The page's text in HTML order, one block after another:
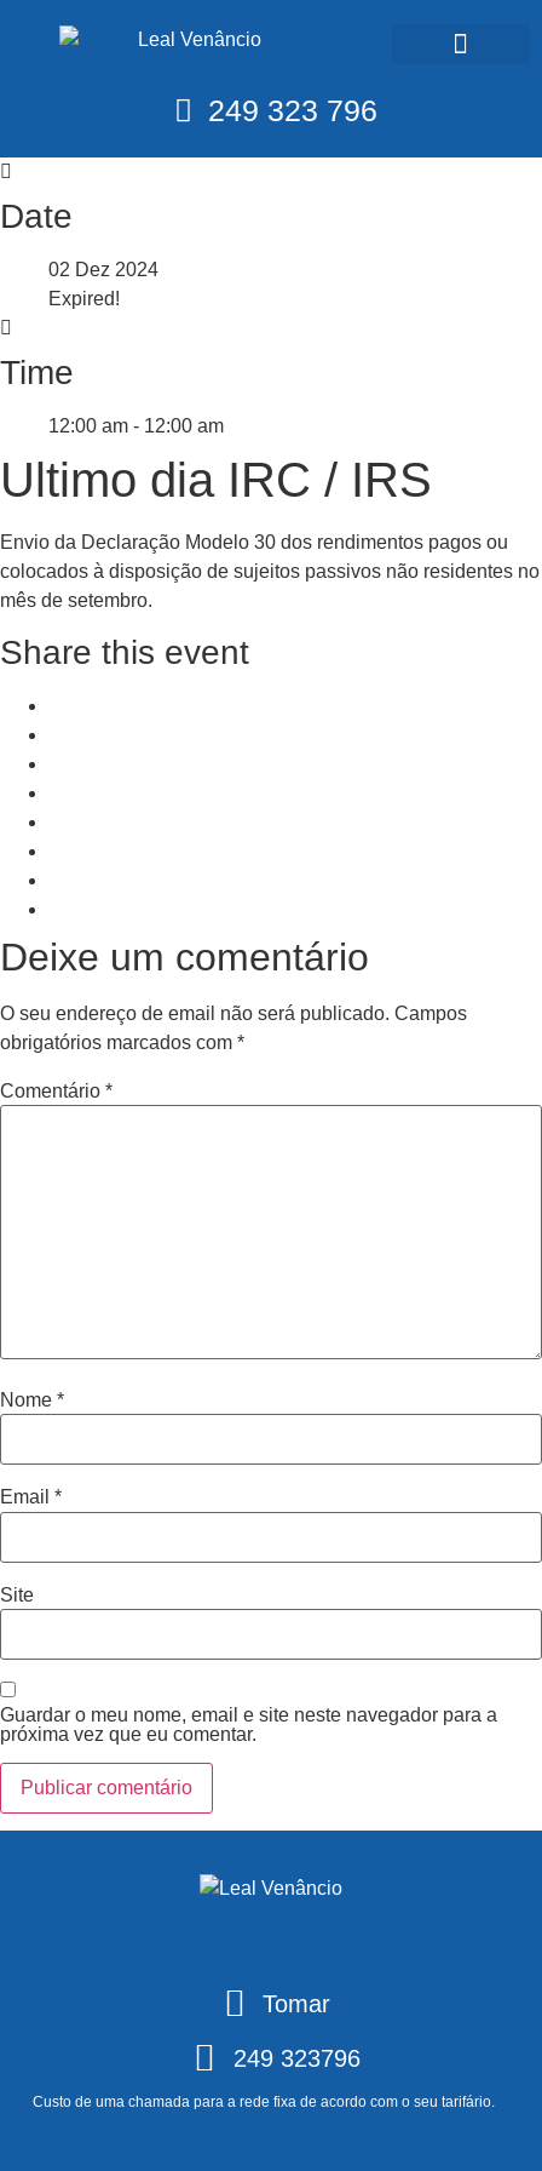
249 323 796
Date
02 Dez 2024
Expired!
Time
12:00 am - 12:00 am
Ultimo dia IRC / IRS
Envio da Declaração Modelo 30 dos rendimentos pagos ou
colocados à disposição de sujeitos passivos não residentes no
mês de setembro.
Share this event
Deixe um comentário
O seu endereço de email não será publicado. Campos
obrigatórios marcados com *
Comentário *
Nome *
Email *
Site
Guardar o meu nome, email e site neste navegador para a
próxima vez que eu comentar.
Tomar
249 323796
Custo de uma chamada para a rede fixa de acordo com o seu tarifário.